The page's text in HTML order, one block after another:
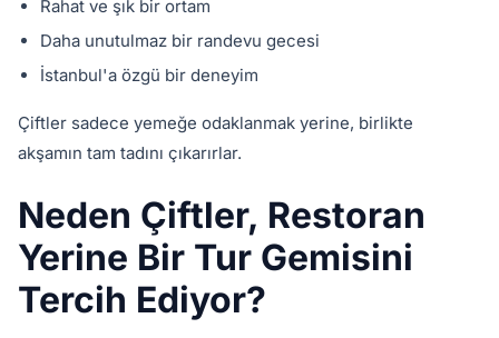
Rahat ve şık bir ortam
Daha unutulmaz bir randevu gecesi
İstanbul'a özgü bir deneyim
Çiftler sadece yemeğe odaklanmak yerine, birlikte
akşamın tam tadını çıkarırlar.
Neden Çiftler, Restoran
Yerine Bir Tur Gemisini
Tercih Ediyor?